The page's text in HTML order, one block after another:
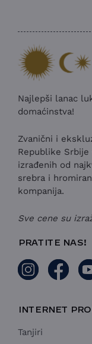
Najlepši lanac
domaćinstva!
Zvanični i
Republike
izrađenih od
srebra i
kompanija.
Sve cene su
PRATITE NAS!
INTERNET
Tanjiri